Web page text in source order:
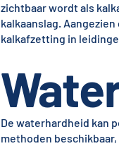
zichtbaar wordt als
kalkaanslag.
kalkafzetting in
De waterhardheid kan
methoden beschikbaar,